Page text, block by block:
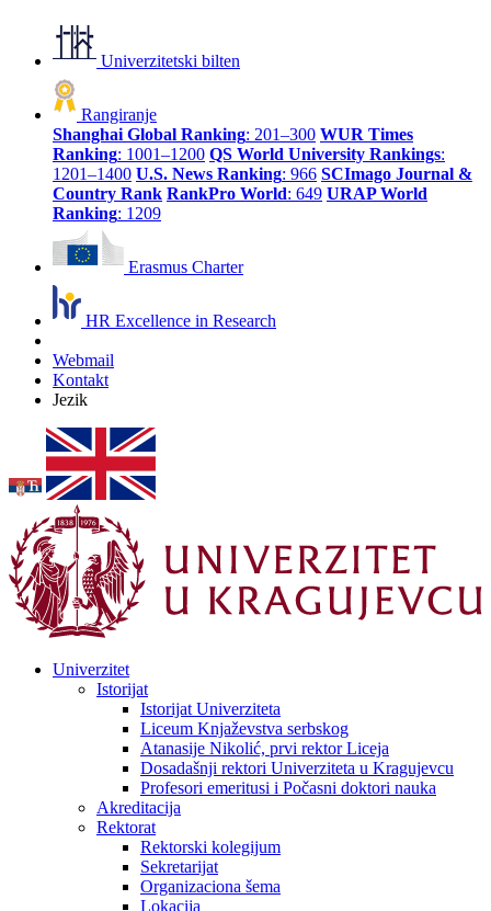
Univerzitetski bilten
Rangiranje
Shanghai Global Ranking: 201–300 WUR Times
Ranking: 1001–1200 QS World University Rankings:
1201–1400 U.S. News Ranking: 966 SCImago Journal &
Country Rank RankPro World: 649 URAP World
Ranking: 1209
Erasmus Charter
HR Excellence in Research
Webmail
Kontakt
Jezik
Univerzitet
Istorijat
Istorijat Univerziteta
Liceum Knjaževstva serbskog
Atanasije Nikolić, prvi rektor Liceja
Dosadašnji rektori Univerziteta u Kragujevcu
Profesori emeritusi i Počasni doktori nauka
Akreditacija
Rektorat
Rektorski kolegijum
Sekretarijat
Organizaciona šema
Lokacija